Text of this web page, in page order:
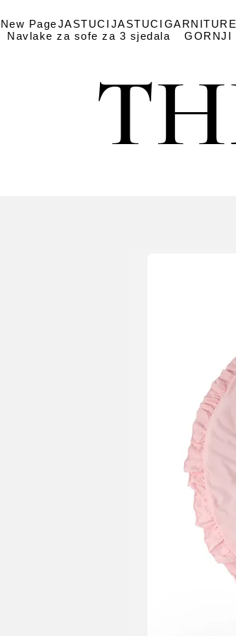
New PageJASTUCI JASTUCI
Navlake za sofe za 3 sjedala
GORNJI